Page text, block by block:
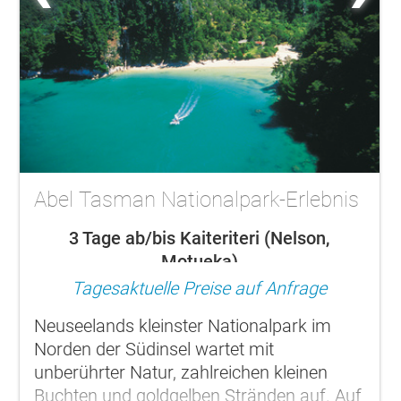
Abel Tasman Nationalpark-Erlebnis
3 Tage ab/bis Kaiteriteri (Nelson,
Motueka)
Tagesaktuelle Preise auf Anfrage
Neuseelands kleinster Nationalpark im
Norden der Südinsel wartet mit
unberührter Natur, zahlreichen kleinen
Buchten und goldgelben Stränden auf. Auf